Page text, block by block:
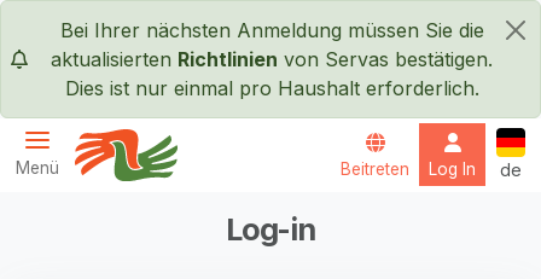
Direkt zum Inhalt
×
Bei Ihrer nächsten Anmeldung müssen Sie die
aktualisierten Richtlinien von Servas bestätigen.
Dies ist nur einmal pro Haushalt erforderlich.
Menü Beitreten Log In de
Log-in